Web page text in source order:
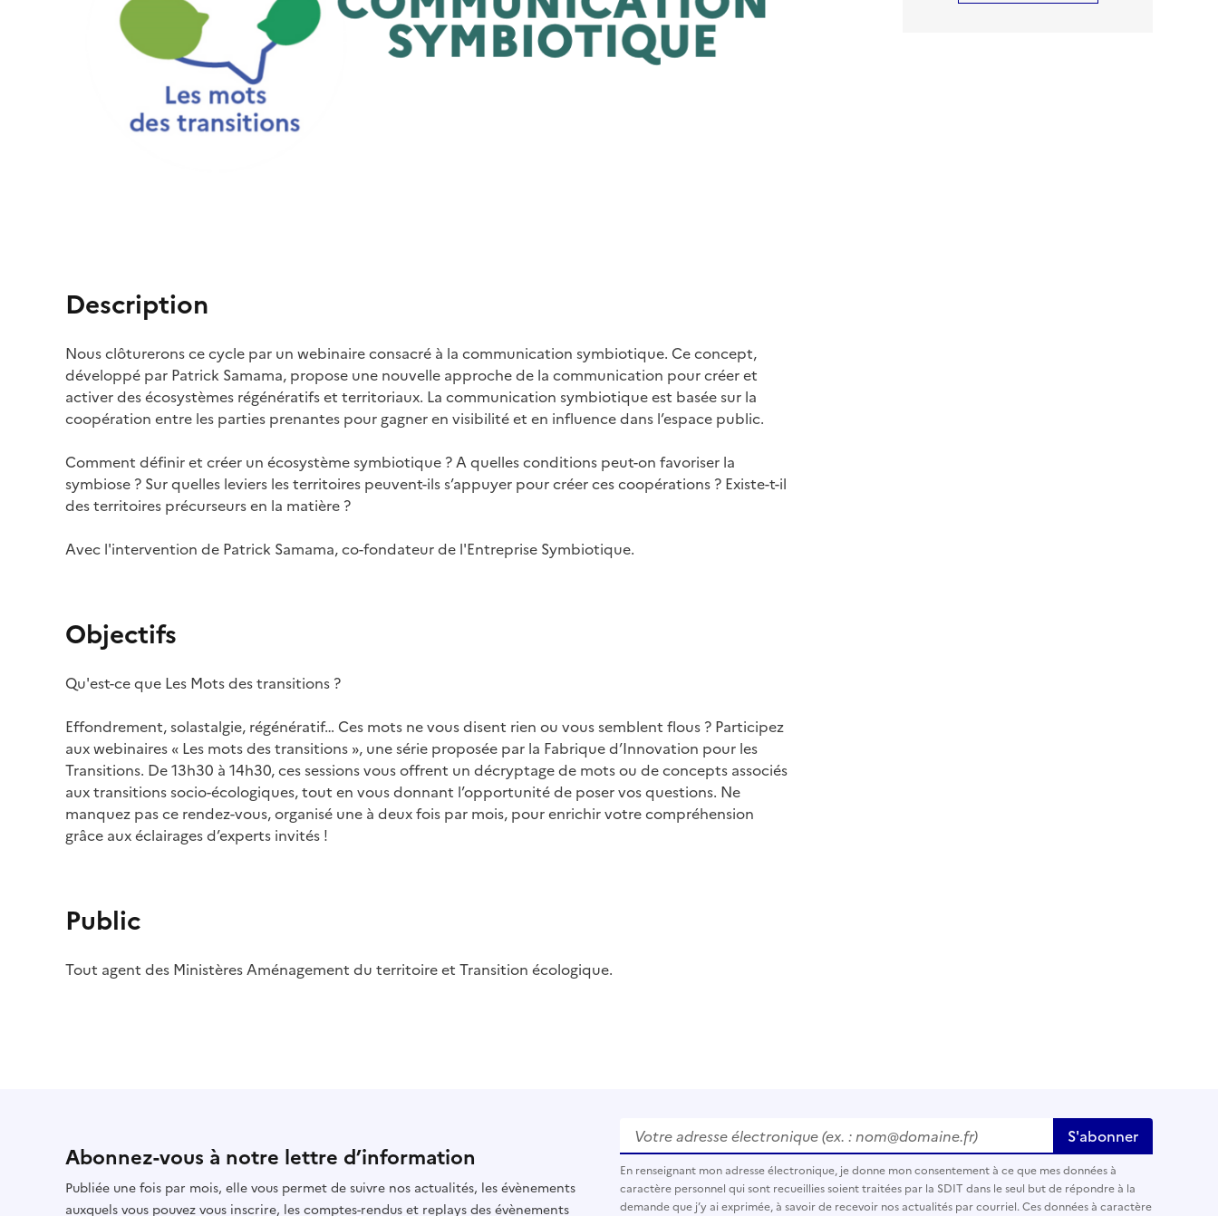
Description
Nous clôturerons ce cycle par un webinaire consacré à la communication symbiotique. Ce concept,
développé par Patrick Samama, propose une nouvelle approche de la communication pour créer et
activer des écosystèmes régénératifs et territoriaux. La communication symbiotique est basée sur la
coopération entre les parties prenantes pour gagner en visibilité et en influence dans l’espace public.
Comment définir et créer un écosystème symbiotique ? A quelles conditions peut-on favoriser la
symbiose ? Sur quelles leviers les territoires peuvent-ils s’appuyer pour créer ces coopérations ? Existe-t-il
des territoires précurseurs en la matière ?
Avec l'intervention de Patrick Samama, co-fondateur de l'Entreprise Symbiotique.
Objectifs
Qu'est-ce que Les Mots des transitions ?
Effondrement, solastalgie, régénératif… Ces mots ne vous disent rien ou vous semblent flous ? Participez
aux webinaires « Les mots des transitions », une série proposée par la Fabrique d’Innovation pour les
Transitions. De 13h30 à 14h30, ces sessions vous offrent un décryptage de mots ou de concepts associés
aux transitions socio-écologiques, tout en vous donnant l’opportunité de poser vos questions. Ne
manquez pas ce rendez-vous, organisé une à deux fois par mois, pour enrichir votre compréhension
grâce aux éclairages d’experts invités !
Public
Tout agent des Ministères Aménagement du territoire et Transition écologique.
Abonnez-vous à notre lettre d’information
Publiée une fois par mois, elle vous permet de suivre nos actualités, les évènements
auxquels vous pouvez vous inscrire, les comptes-rendus et replays des évènements
Votre adresse électronique (ex. : nom@domaine.fr)* S'abonner
En renseignant mon adresse électronique, je donne mon consentement à ce que mes données à
caractère personnel qui sont recueillies soient traitées par la SDIT dans le seul but de répondre à la
demande que j’y ai exprimée, à savoir de recevoir nos actualités par courriel. Ces données à caractère